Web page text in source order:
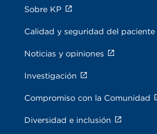
Sobre KP
Calidad y seguridad del paciente
Noticias y opiniones
Investigación
Compromiso con la Comunidad
Diversidad e inclusión